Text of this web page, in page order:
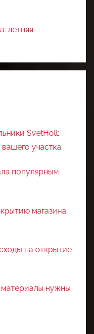
летняя
SvetHoll:
участка
популярным
магазина
на открытие
материалы нужны